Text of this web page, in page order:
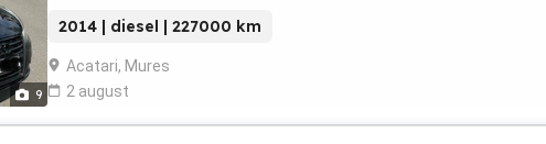
9
2014 | diesel | 227000 km
Acatari, Mures
2 august